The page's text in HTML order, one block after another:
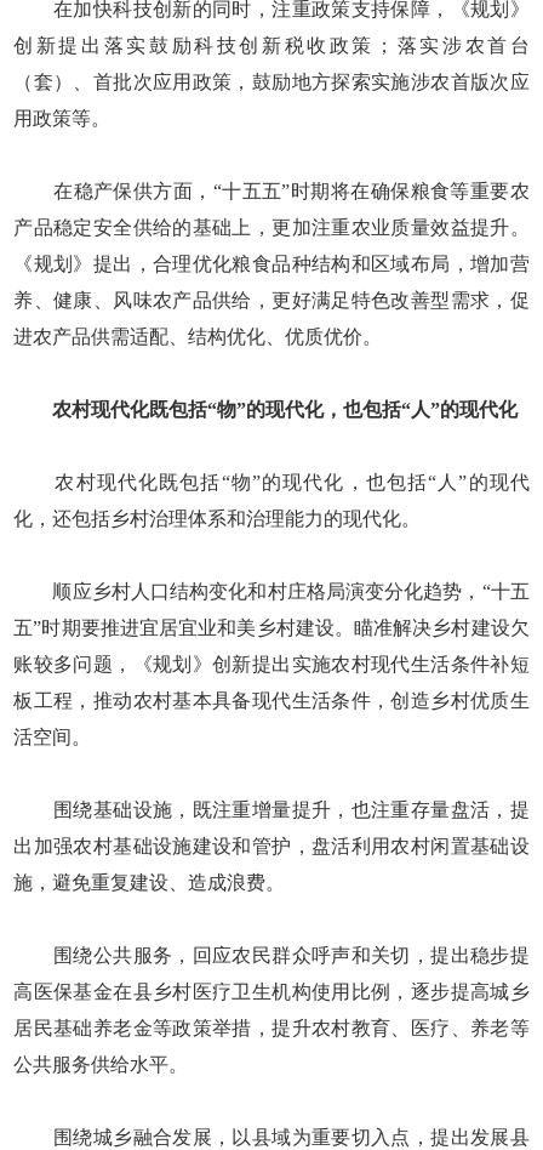
在加快科技创新的同时，注重政策支持保障，《规划》
创新提出落实鼓励科技创新税收政策；落实涉农首台
（套）、首批次应用政策，鼓励地方探索实施涉农首版次应
用政策等。
在稳产保供方面，“十五五”时期将在确保粮食等重要农
产品稳定安全供给的基础上，更加注重农业质量效益提升。
《规划》提出，合理优化粮食品种结构和区域布局，增加营
养、健康、风味农产品供给，更好满足特色改善型需求，促
进农产品供需适配、结构优化、优质优价。
农村现代化既包括“物”的现代化，也包括“人”的现代化
农村现代化既包括“物”的现代化，也包括“人”的现代
化，还包括乡村治理体系和治理能力的现代化。
顺应乡村人口结构变化和村庄格局演变分化趋势，“十五
五”时期要推进宜居宜业和美乡村建设。瞄准解决乡村建设欠
账较多问题，《规划》创新提出实施农村现代生活条件补短
板工程，推动农村基本具备现代生活条件，创造乡村优质生
活空间。
围绕基础设施，既注重增量提升，也注重存量盘活，提
出加强农村基础设施建设和管护，盘活利用农村闲置基础设
施，避免重复建设、造成浪费。
围绕公共服务，回应农民群众呼声和关切，提出稳步提
高医保基金在县乡村医疗卫生机构使用比例，逐步提高城乡
居民基础养老金等政策举措，提升农村教育、医疗、养老等
公共服务供给水平。
围绕城乡融合发展，以县域为重要切入点，提出发展县